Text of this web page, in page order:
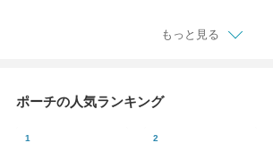
もっと見る
ポーチの人気ランキング